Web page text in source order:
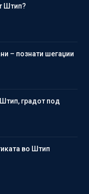
Штип?
– познати шегаџии
градот под
во Штип